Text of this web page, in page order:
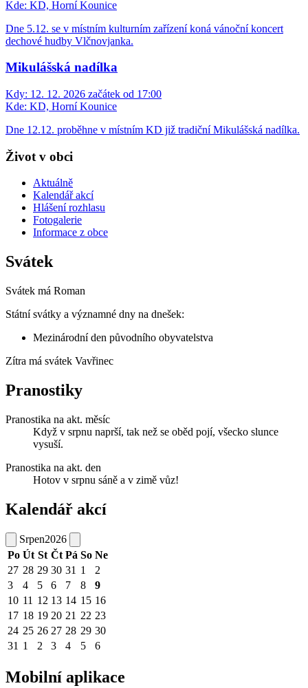
Kde: KD, Horní Kounice
Dne 5.12. se v místním kulturním zařízení koná vánoční koncert
dechové hudby Vlčnovjanka.
Mikulášská nadílka
Kdy: 12. 12. 2026 začátek od 17:00
Kde: KD, Horní Kounice
Dne 12.12. proběhne v místním KD již tradiční Mikulášská nadílka.
Život v obci
Aktuálně
Kalendář akcí
Hlášení rozhlasu
Fotogalerie
Informace z obce
Svátek
Svátek má Roman
Státní svátky a významné dny na dnešek:
Mezinárodní den původního obyvatelstva
Zítra má svátek Vavřinec
Pranostiky
Pranostika na akt. měsíc
Když v srpnu naprší, tak než se oběd pojí, všecko slunce
vysuší.
Pranostika na akt. den
Hotov v srpnu sáně a v zimě vůz!
Kalendář akcí
Srpen2026
Po Út St Čt Pá So Ne
27 28 29 30 31 1
2
3
4 5 6 7 8
9
10 11 12 13 14 15 16
17 18 19 20 21 22 23
24 25 26 27 28 29 30
31 1 2 3 4 5 6
Mobilní aplikace